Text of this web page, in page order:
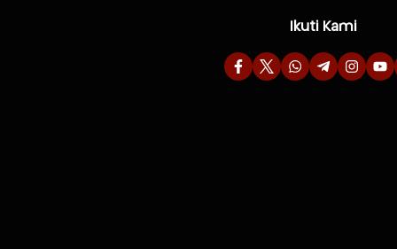
Ikuti Kami